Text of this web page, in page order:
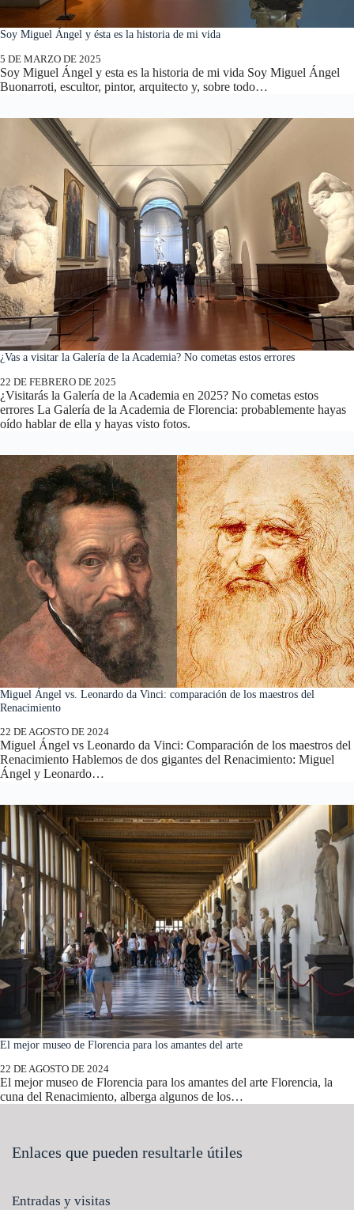
Soy Miguel Ángel y ésta es la historia de mi vida
5 DE MARZO DE 2025
Soy Miguel Ángel y esta es la historia de mi vida Soy Miguel Ángel
Buonarroti, escultor, pintor, arquitecto y, sobre todo…
¿Vas a visitar la Galería de la Academia? No cometas estos errores
22 DE FEBRERO DE 2025
¿Visitarás la Galería de la Academia en 2025? No cometas estos
errores La Galería de la Academia de Florencia: probablemente hayas
oído hablar de ella y hayas visto fotos.
Miguel Ángel vs. Leonardo da Vinci: comparación de los maestros del
Renacimiento
22 DE AGOSTO DE 2024
Miguel Ángel vs Leonardo da Vinci: Comparación de los maestros del
Renacimiento Hablemos de dos gigantes del Renacimiento: Miguel
Ángel y Leonardo…
El mejor museo de Florencia para los amantes del arte
22 DE AGOSTO DE 2024
El mejor museo de Florencia para los amantes del arte Florencia, la
cuna del Renacimiento, alberga algunos de los…
Enlaces que pueden resultarle útiles
Entradas y visitas